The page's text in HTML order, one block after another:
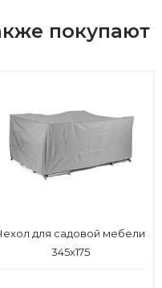
покупают
для садовой мебели
345х175